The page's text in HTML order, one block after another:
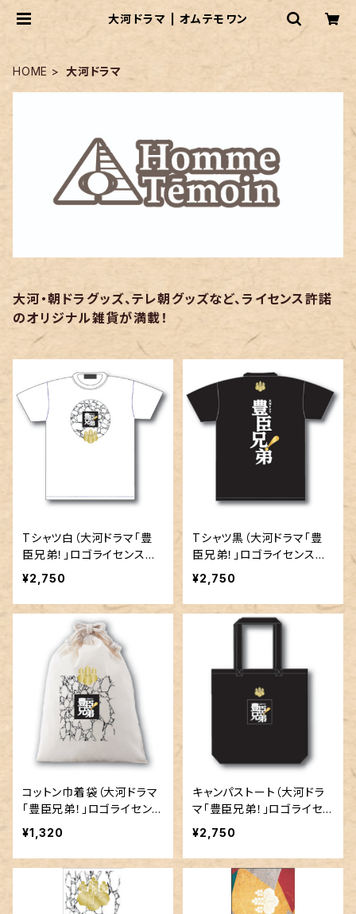
大河ドラマ | オムテモワン
HOME 大河ドラマ
大河・朝ドラグッズ、テレ朝グッズなど、ライセンス許諾
のオリジナル雑貨が満載！
Tシャツ白（大河ドラマ｢豊
臣兄弟！」ロゴライセンス商
品）
¥2,750
Tシャツ黒（大河ドラマ｢豊
臣兄弟！」ロゴライセンス商
品）
¥2,750
コットン巾着袋（大河ドラマ
｢豊臣兄弟！」ロゴライセンス
商品）
¥1,320
キャンパストート（大河ドラ
マ｢豊臣兄弟！」ロゴライセン
ス商品）
¥2,750